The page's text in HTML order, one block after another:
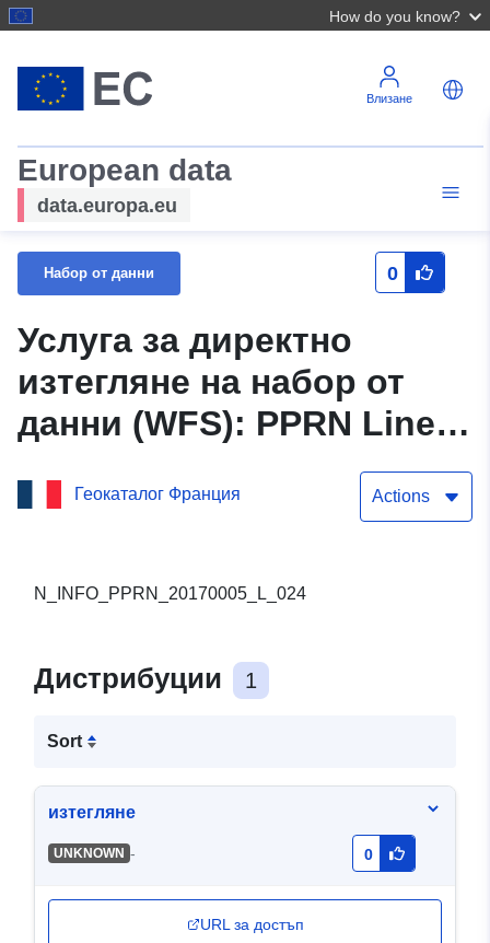
How do you know?
Влизане
European data
data.europa.eu
Набор от данни 0
Услуга за директно
изтегляне на набор от
данни (WFS): PPRN Linear
Геокаталог Франция Actions
N_INFO_PPRN_20170005_L_024
Дистрибуции 1
Sort
изтегляне
UNKNOWN - 0
URL за достъп